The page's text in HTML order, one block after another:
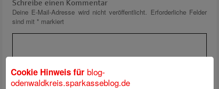
Schreibe einen Kommentar
Deine E-Mail-Adresse wird nicht veröffentlicht. Erforderliche Felder
sind mit * markiert
Cookie Hinweis für blog-
odenwaldkreis.sparkasseblog.de